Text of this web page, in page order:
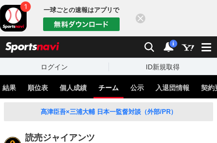
一球ごとの速報はアプリで
検索 通知
i
ログイン ID新規取得
結果 順位表 個人成績 チーム 公示 入退団情報 契約
髙津臣吾×三浦大輔 日本一監督対談（外部/PR）
読売ジャイアンツ